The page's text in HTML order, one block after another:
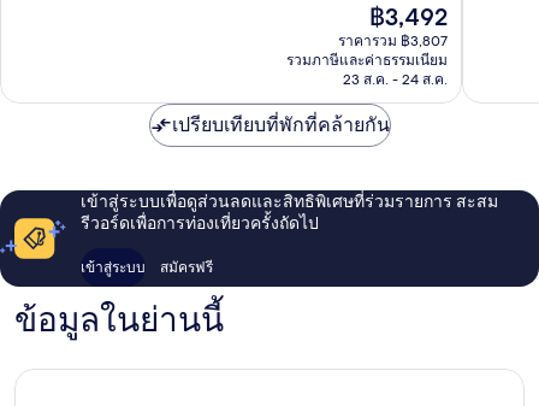
ราคา
ปัจจุบัน
คือ
฿3,492
฿3,492
ราคารวม ฿3,807
รวมภาษีและค่าธรรมเนียม
23 ส.ค. - 24 ส.ค.
เปรียบเทียบที่พักที่คล้ายกัน
เข้าสู่ระบบเพื่อดูส่วนลดและสิทธิพิเศษที่ร่วมรายการ สะสม
รีวอร์ดเพื่อการท่องเที่ยวครั้งถัดไป
เข้าสู่ระบบ สมัครฟรี
ข้อมูลในย่านนี้